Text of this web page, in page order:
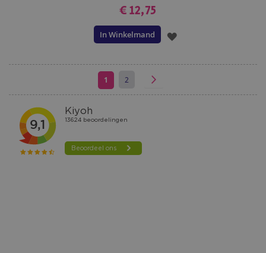
€ 12,75
In Winkelmand
VOEG
VERLANGLIJST
Pagina
U
lees
1 Pagina
2